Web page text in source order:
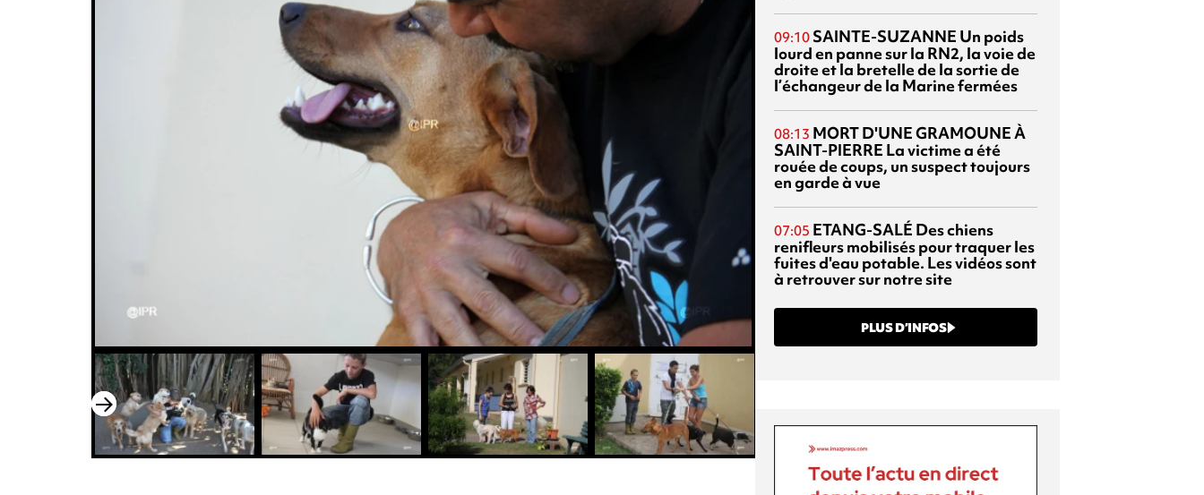
09:10 SAINTE-SUZANNE Un poids
lourd en panne sur la RN2, la voie de
droite et la bretelle de la sortie de
l’échangeur de la Marine fermées
08:13 MORT D'UNE GRAMOUNE À
SAINT-PIERRE La victime a été
rouée de coups, un suspect toujours
en garde à vue
07:05 ETANG-SALÉ Des chiens
renifleurs mobilisés pour traquer les
fuites d'eau potable. Les vidéos sont
à retrouver sur notre site
PLUS D’INFOS